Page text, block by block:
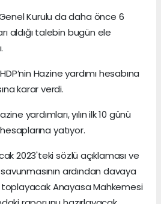
Kurulu da daha önce 6
aldığı talebin bugün ele
Hazine yardımı hesabına
karar verdi.
yardımları, yılın ilk 10 günü
yatıyor.
2023'teki sözlü açıklaması ve
ardından davaya
Anayasa Mahkemesi